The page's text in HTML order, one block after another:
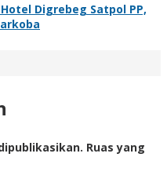
Digrebeg Satpol PP,
Ruas yang